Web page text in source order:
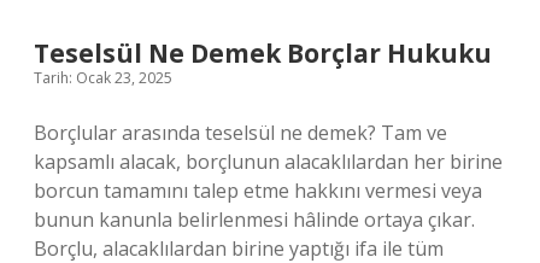
Teselsül Ne Demek Borçlar Hukuku
Tarih: Ocak 23, 2025
Borçlular arasında teselsül ne demek? Tam ve
kapsamlı alacak, borçlunun alacaklılardan her birine
borcun tamamını talep etme hakkını vermesi veya
bunun kanunla belirlenmesi hâlinde ortaya çıkar.
Borçlu, alacaklılardan birine yaptığı ifa ile tüm